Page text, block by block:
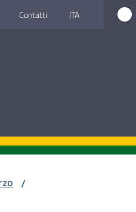
Contatti ITA
/